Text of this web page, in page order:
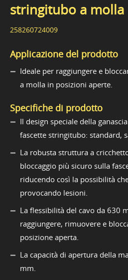
stringitubo a molla
258260724009
Applicazione del prodotto
Ideale per raggiungere e
a molla in posizioni aperte.
Specifiche di prodotto
Il design speciale della
fascette stringitubo: standard,
La robusta struttura a
bloccaggio più sicuro sulla
riducendo così la possibilità
provocando lesioni.
La flessibilità del cavo da 630
raggiungere, rimuovere e
posizione aperta.
La capacità di apertura della
mm.